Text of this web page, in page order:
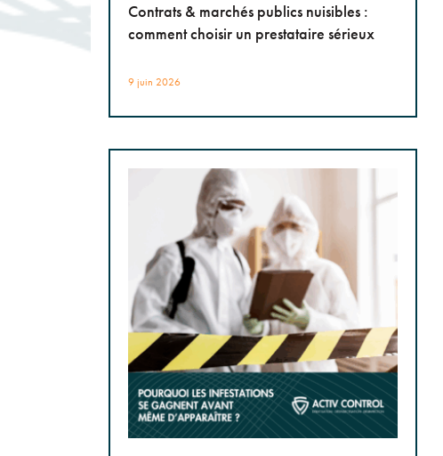
Contrats & marchés publics nuisibles :
comment choisir un prestataire sérieux
9 juin 2026